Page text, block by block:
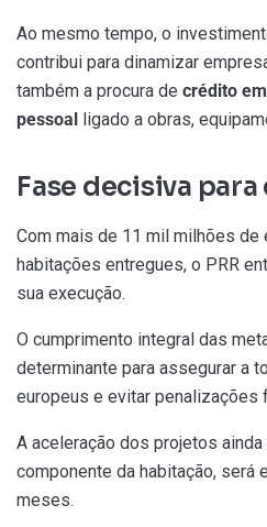
Ao mesmo tempo, o
contribui para dinamizar
também a procura de crédito
pessoal
ligado a obras,
Fase decisiva
Com mais de 11 mil milhões de
habitações entregues, o PRR
sua execução.
O cumprimento integral das
determinante para assegurar a
europeus e evitar penalizações
A aceleração dos projetos
componente da habitação, será
meses.